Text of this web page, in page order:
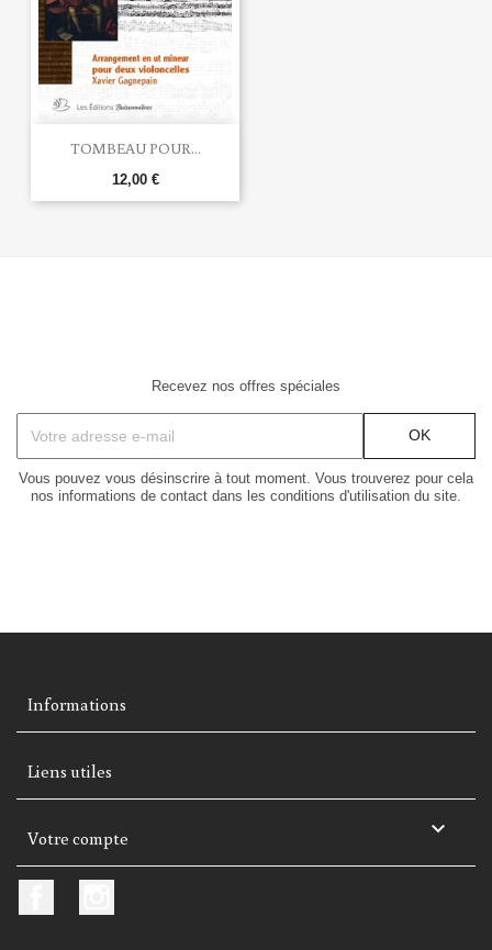
TOMBEAU POUR...
12,00 €
Recevez nos offres spéciales
Vous pouvez vous désinscrire à tout moment. Vous trouverez pour cela
nos informations de contact dans les conditions d'utilisation du site.
Informations
Liens utiles
Votre compte 